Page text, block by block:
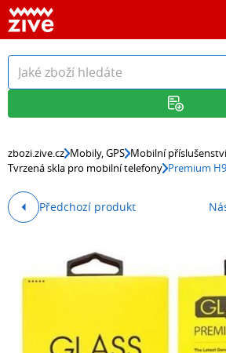
zbozi.zive.cz Mobily, GPS Mobilní
Tvrzená skla pro mobilní telefony Premium
Předchozí produkt